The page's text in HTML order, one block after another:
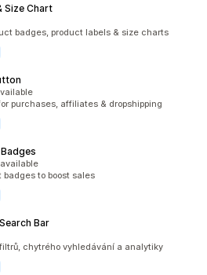
Size Chart
34
badges, product labels & size charts
18
purchases, affiliates & dropshipping
152
to boost sales
Bar
chytrého vyhledávání a analytiky